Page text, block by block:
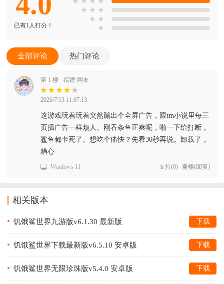
已有1人打分！
★ ★ ★
★ ★
★
全部评论 热门评论
第 1 楼 福建 网友
2026/7/13 11:07:13
这游戏玩着玩着突然蹦出个全屏广告，跟tm小说里每三
页插广告一样烦人。刚吞条鱼正爽呢，啪一下给打断，
鲨鱼都卡死了。想吃个痛快？先看30秒再说。卸载了，
糟心
Windows 11 支持(0) 盖楼(回复)
相关版本
饥饿鲨世界九游版v6.1.30 最新版 下载
饥饿鲨世界下载最新版v6.5.10 安卓版 下载
饥饿鲨世界无限珍珠版v5.4.0 安卓版 下载